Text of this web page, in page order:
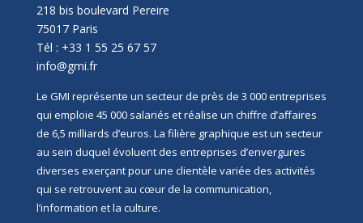
218 bis boulevard Pereire
75017 Paris
Tél : +33 1 55 25 67 57
info@gmi.fr
Le GMI représente un secteur de près de 3 000 entreprises
qui emploie 45 000 salariés et réalise un chiffre d’affaires
de 6,5 milliards d’euros. La filière graphique est un secteur
au sein duquel évoluent des entreprises d’envergures
diverses exerçant pour une clientèle variée des activités
qui se retrouvent au cœur de la communication,
l’information et la culture.